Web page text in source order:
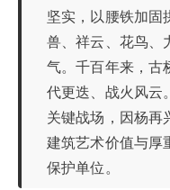
坚实，以腰铁加固
兽、祥云、花鸟、
气。千百年来，古
代更迭、战火风云
关键战场，因杨再
建筑艺术价值与厚
保护单位。